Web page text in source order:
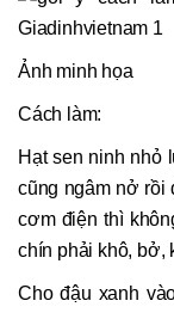
Ảnh minh họa
Cách làm:
Hạt sen ninh nhỏ
cũng ngâm nở rồi
cơm điện thì
chín phải khô, bở,
Cho đậu xanh